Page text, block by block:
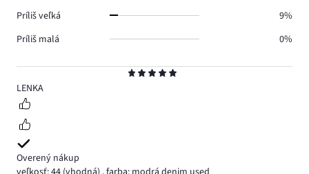
5LENKA
Overený nákup
Príliš veľká
9%
Príliš malá
0%